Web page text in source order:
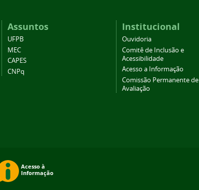
Assuntos
UFPB
MEC
CAPES
CNPq
Institucional
Ouvidoria
Comitê de Inclusão e
Acessibilidade
Acesso a Informação
Comissão Permanente de
Avaliação